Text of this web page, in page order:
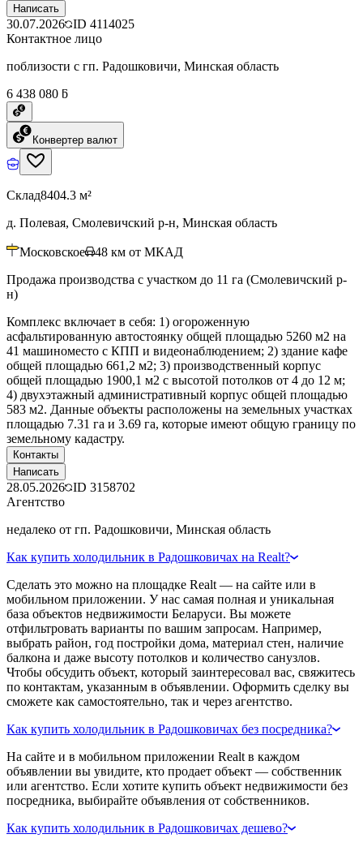
Написать
30.07.2026 ID 4114025
Контактное лицо
поблизости с гп. Радошковичи, Минская область
6 438 080 ƃ
Конвертер валют
Склад8404.3 м²
д. Полевая, Смолевичский р-н, Минская область
Московское 48 км от МКАД
Продажа производства с участком до 11 га (Смолевичский р-
н)
Комплекс включает в себя: 1) огороженную
асфальтированную автостоянку общей площадью 5260 м2 на
41 машиноместо с КПП и видеонаблюдением; 2) здание кафе
общей площадью 661,2 м2; 3) производственный корпус
общей площадью 1900,1 м2 с высотой потолков от 4 до 12 м;
4) двухэтажный административный корпус общей площадью
583 м2. Данные объекты расположены на земельных участках
площадью 7.31 га и 3.69 га, которые имеют общую границу по
земельному кадастру.
Контакты
Написать
28.05.2026 ID 3158702
Агентство
недалеко от гп. Радошковичи, Минская область
Как купить холодильник в Радошковичах на Realt?
Сделать это можно на площадке Realt — на сайте или в
мобильном приложении. У нас самая полная и уникальная
база объектов недвижимости Беларуси. Вы можете
отфильтровать варианты по вашим запросам. Например,
выбрать район, год постройки дома, материал стен, наличие
балкона и даже высоту потолков и количество санузлов.
Чтобы обсудить объект, который заинтересовал вас, свяжитесь
по контактам, указанным в объявлении. Оформить сделку вы
сможете как самостоятельно, так и через агентство.
Как купить холодильник в Радошковичах без посредника?
На сайте и в мобильном приложении Realt в каждом
объявлении вы увидите, кто продает объект — собственник
или агентство. Если хотите купить объект недвижимости без
посредника, выбирайте объявления от собственников.
Как купить холодильник в Радошковичах дешево?